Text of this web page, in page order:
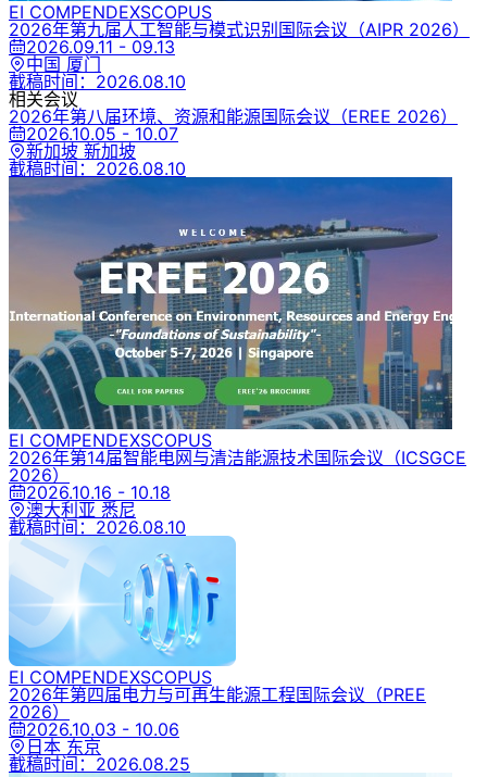
EI COMPENDEXSCOPUS
2026年第九届人工智能与模式识别国际会议 （AIPR 2026）
2026.09.11 - 09.13
中国 厦门
截稿时间： 2026.08.10
相关会议
2026年第八届环境、资源和能源国际会议 （EREE 2026）
2026.10.05 - 10.07
新加坡 新加坡
截稿时间： 2026.08.10
EI COMPENDEXSCOPUS
2026年第14届智能电网与清洁能源技术国际会议 （ICSGCE
2026）
2026.10.16 - 10.18
澳大利亚 悉尼
截稿时间： 2026.08.10
EI COMPENDEXSCOPUS
2026年第四届电力与可再生能源工程国际会议 （PREE
2026）
2026.10.03 - 10.06
日本 东京
截稿时间： 2026.08.25